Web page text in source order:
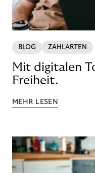
BLOG ZAHLARTEN
Mit digitalen
Freiheit.
MEHR LESEN